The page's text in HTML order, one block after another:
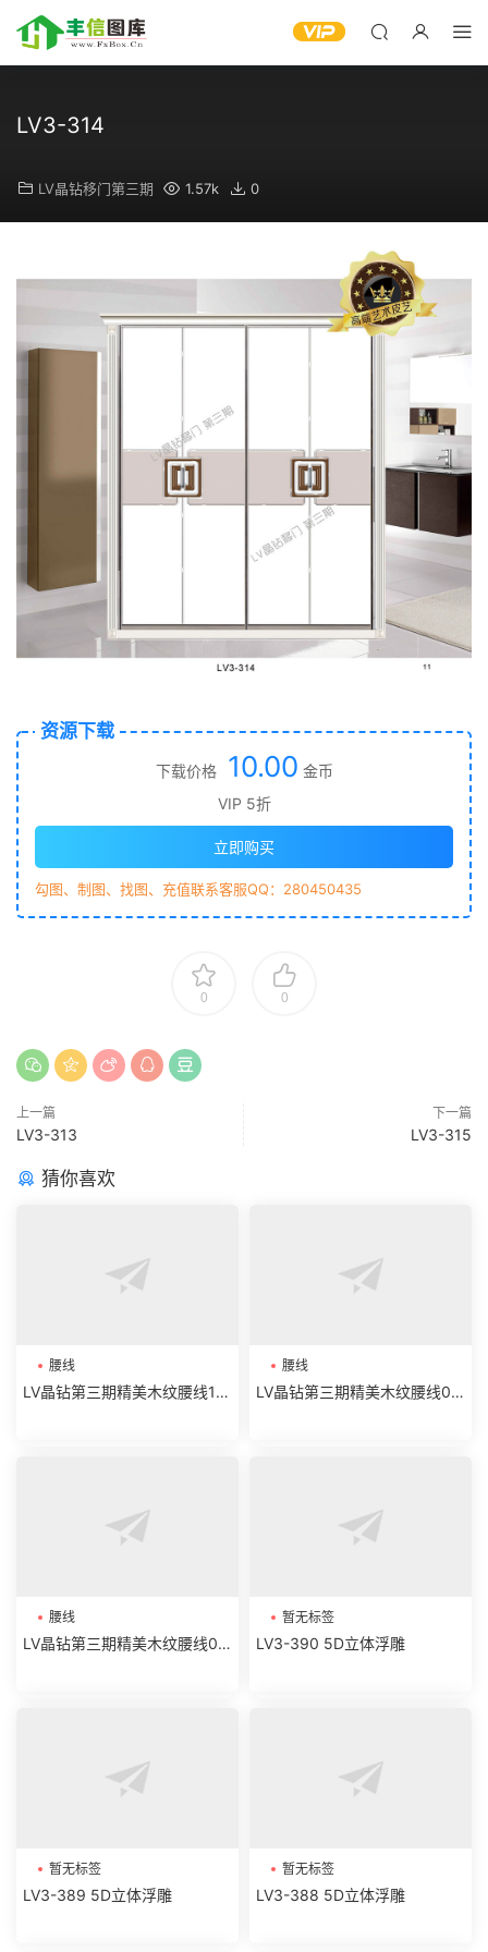
LV3-314
LV晶钻移门第三期 1.57k 0
资源下载
下载价格 10.00 金币
VIP 5折
立即购买
勾图、制图、找图、充值联系客服QQ：280450435
0 0
上一篇
LV3-313
下一篇
LV3-315
猜你喜欢
腰线
LV晶钻第三期精美木纹腰线19-
腰线
LV晶钻第三期精美木纹腰线07
腰线
LV晶钻第三期精美木纹腰线01-
暂无标签
LV3-390 5D立体浮雕
暂无标签
LV3-389 5D立体浮雕
暂无标签
LV3-388 5D立体浮雕